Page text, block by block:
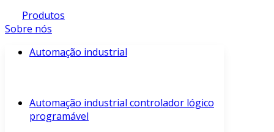
Produtos
Sobre nós
Automação industrial
Automação industrial controlador lógico
programável